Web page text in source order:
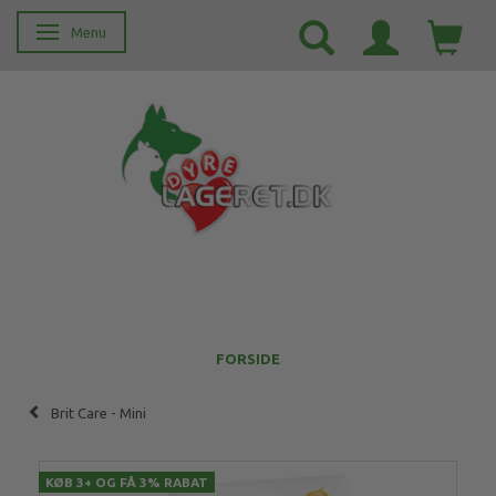
Skifte navigation
Menu
FORSIDE
Brit Care - Mini
KØB 3+ OG FÅ 3% RABAT